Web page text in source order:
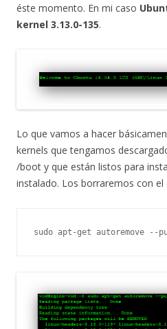
éste momento. En mi caso
kernel 3.13.0-135.
Lo que vamos a hacer
kernels que tengamos
/boot y que están listos para
instalado. Los borraremos con el
sudo apt-get autoremove --